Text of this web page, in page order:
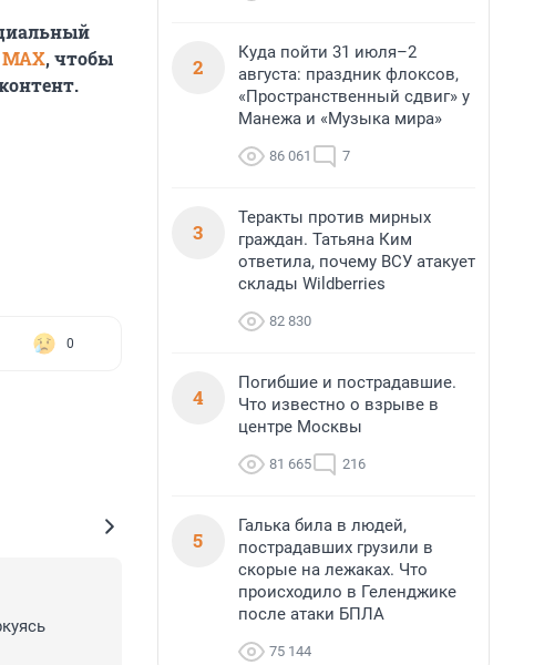
MAX, чтобы
0
2
Куда пойти 31 июля–2
августа: праздник флоксов,
«Пространственный сдвиг» у
Манежа и «Музыка мира»
86 061 7
3
Теракты против мирных
граждан. Татьяна Ким
ответила, почему ВСУ атакует
склады Wildberries
82 830
4
Погибшие и пострадавшие.
Что известно о взрыве в
центре Москвы
81 665 216
5
Галька била в людей,
пострадавших грузили в
скорые на лежаках. Что
происходило в Геленджике
после атаки БПЛА
75 144